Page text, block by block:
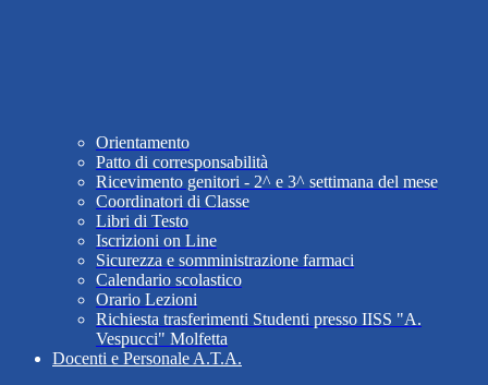
Orientamento
Patto di corresponsabilità
Ricevimento genitori - 2^ e 3^ settimana del mese
Coordinatori di Classe
Libri di Testo
Iscrizioni on Line
Sicurezza e somministrazione farmaci
Calendario scolastico
Orario Lezioni
Richiesta trasferimenti Studenti presso IISS "A.
Vespucci" Molfetta
Docenti e Personale A.T.A.